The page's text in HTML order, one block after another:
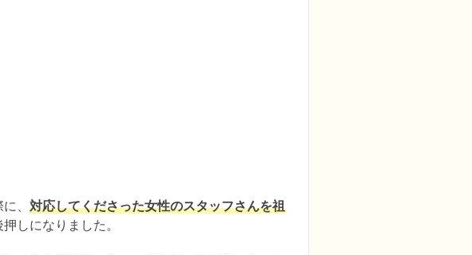
、 対応してくださった女性のスタッフさんを祖
しになりました。